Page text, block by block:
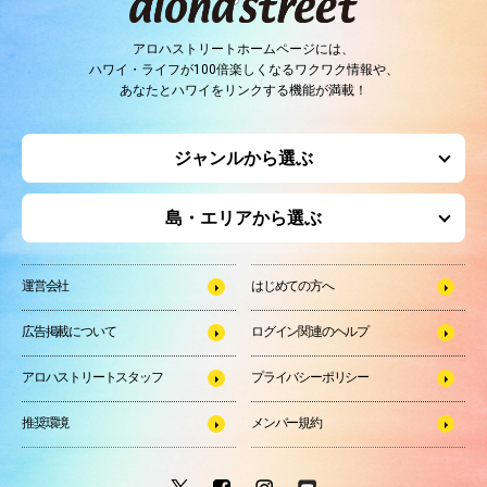
アロハストリートホームページには、
ハワイ・ライフが100倍楽しくなるワクワク情報や、
あなたとハワイをリンクする機能が満載！
ジャンルから選ぶ
島・エリアから選ぶ
運営会社 はじめての方へ
広告掲載について ログイン関連のヘルプ
アロハストリートスタッフ プライバシーポリシー
推奨環境 メンバー規約